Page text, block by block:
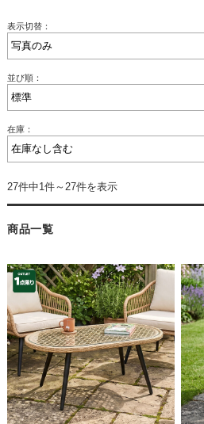
表示切替：
並び順：
在庫：
27件中1件～27件を表示
商品一覧